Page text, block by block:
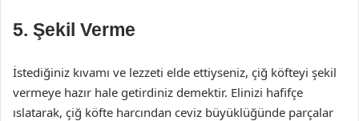
5. Şekil Verme
İstediğiniz kıvamı ve lezzeti elde ettiyseniz, çiğ köfteyi şekil
vermeye hazır hale getirdiniz demektir. Elinizi hafifçe
ıslatarak, çiğ köfte harcından ceviz büyüklüğünde parçalar